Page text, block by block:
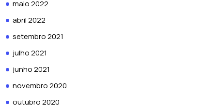
maio 2022
abril 2022
setembro 2021
julho 2021
junho 2021
novembro 2020
outubro 2020